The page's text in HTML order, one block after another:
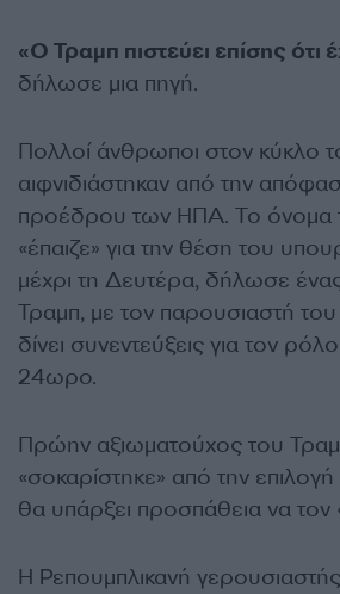
«Ο Τραμπ πιστεύει επίσης ότι
δήλωσε μια πηγή.
Πολλοί άνθρωποι στον κύκλο
αιφνιδιάστηκαν από την
προέδρου των ΗΠΑ. Το όνομα
«έπαιζε» για την θέση του
μέχρι τη Δευτέρα, δήλωσε
Τραμπ, με τον παρουσιαστή
δίνει συνεντεύξεις για τον
24ωρο.
Πρώην αξιωματούχος του
«σοκαρίστηκε» από την επιλογή
θα υπάρξει προσπάθεια να τον
Η Ρεπουμπλικανή